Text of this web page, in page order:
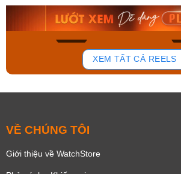
150
Mua ngay
XEM TẤT CẢ REELS
VỀ CHÚNG TÔI
Giới thiệu về WatchStore